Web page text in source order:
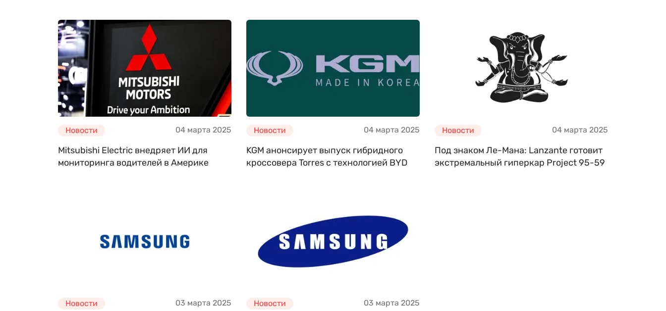
Новости 04 марта 2025
Mitsubishi Electric внедряет ИИ для
мониторинга водителей в Америке
Новости 04 марта 2025
KGM анонсирует выпуск гибридного
кроссовера Torres с технологией BYD
Новости 04 марта 2025
Под знаком Ле-Мана: Lanzante готовит
экстремальный гиперкар Project 95-59
Новости 03 марта 2025 Новости 03 марта 2025